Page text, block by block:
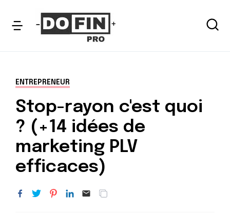
ENTREPRENEUR
Stop-rayon c'est quoi
? (+14 idées de
marketing PLV
efficaces)